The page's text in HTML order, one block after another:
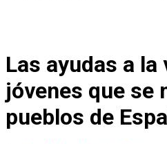
Las ayudas a la
jóvenes que se
pueblos de